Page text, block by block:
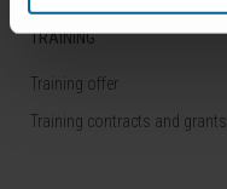
TRAINING
Training offer
Training contracts and grants